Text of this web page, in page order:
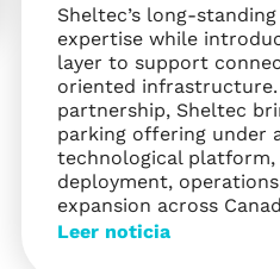
Sheltec’s long-
expertise while
layer to support
oriented
partnership, Sheltec
parking offering under
technological platform,
deployment,
expansion across
Leer noticia